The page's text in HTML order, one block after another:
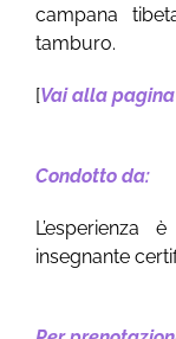
campana
tamburo.
[Vai alla
Condotto da:
L’esperienza
insegnante